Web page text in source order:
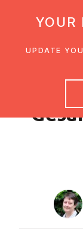
YOUR
UPDATE